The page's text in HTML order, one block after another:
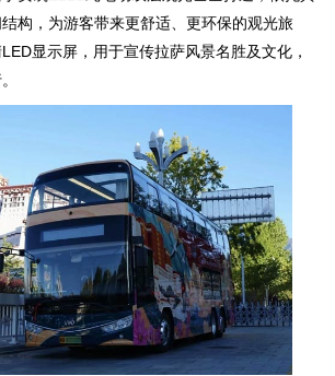
构，为游客带来更舒适、更环保的观光旅
显示屏，用于宣传拉萨风景名胜及文化，